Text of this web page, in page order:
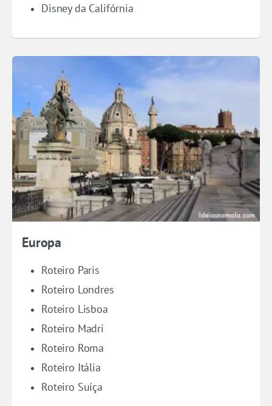
Disney da Califórnia
Europa
Roteiro Paris
Roteiro Londres
Roteiro Lisboa
Roteiro Madri
Roteiro Roma
Roteiro Itália
Roteiro Suíça